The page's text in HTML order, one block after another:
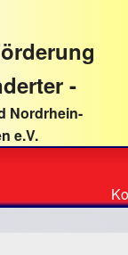
-
Nordrhein-
e.V.